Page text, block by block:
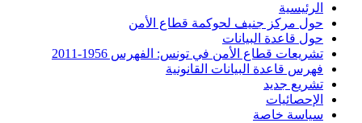
الرئيسية
حول مركز جنيف لحوكمة قطاع الأمن
حول قاعدة البيانات
تشريعات قطاع الأمن في تونس: الفهرس 1956-2011
فهرس قاعدة البيانات القانونية
تشريع جديد
الإحصائيات
سياسة خاصة